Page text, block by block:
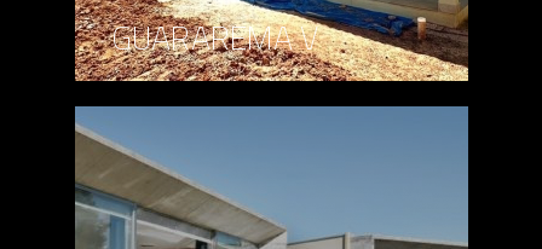
GUARAREMA V